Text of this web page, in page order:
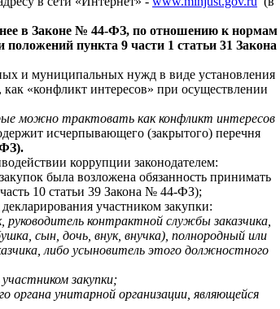
в Законе № 44-ФЗ, по отношению к нормам
положений пункта 9 части 1 статьи 31 Закона
и муниципальных нужд в виде установления
«конфликт интересов» при осуществлении
можно трактовать как конфликт интересов
исчерпывающего (закрытого) перечня
коррупции законодателем:
была возложена обязанность принимать
10 статьи 39 Закона № 44-ФЗ);
участником закупки:
руководитель контрактной службы заказчика,
сын, дочь, внук, внучка), полнородный или
либо усыновитель этого должностного
закупки;
органа унитарной организации, являющейся